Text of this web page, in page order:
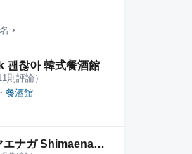
›
괜찮아 韓式餐酒館
則評論）
・ 餐酒館
山雀 シマエナガ Shimaenaga 全預約制小招待餐館